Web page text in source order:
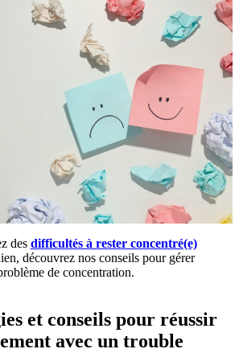
des difficultés à rester concentré(e)
découvrez nos conseils pour gérer
de concentration.
et conseils pour réussir
avec un trouble